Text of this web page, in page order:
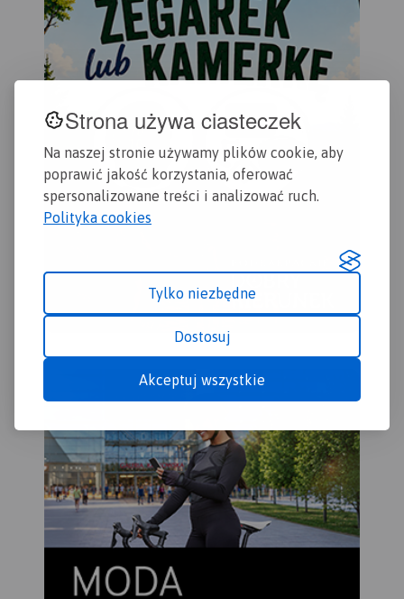
Strona używa ciasteczek
Na naszej stronie używamy plików cookie, aby
poprawić jakość korzystania, oferować
spersonalizowane treści i analizować ruch.
Polityka cookies
Tylko niezbędne
Dostosuj
Akceptuj wszystkie
odwiedzenia.